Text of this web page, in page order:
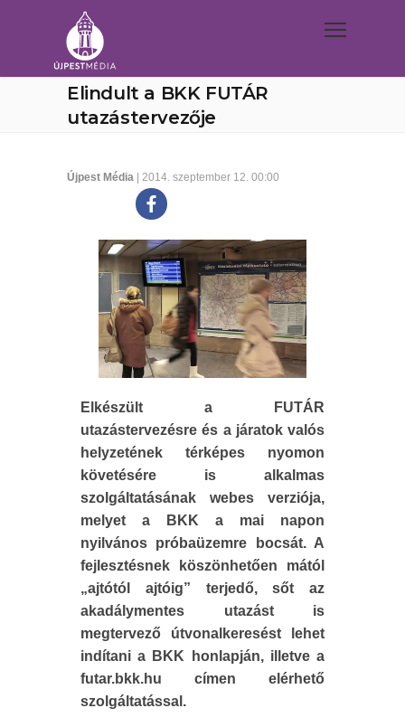
Elindult a BKK FUTÁR
utazástervezője
Újpest Média | 2014. szeptember 12. 00:00
Elkészült a FUTÁR
utazástervezésre és a járatok valós
helyzetének térképes nyomon
követésére is alkalmas
szolgáltatásának webes verziója,
melyet a BKK a mai napon
nyilvános próbaüzemre bocsát. A
fejlesztésnek köszönhetően mától
„ajtótól ajtóig” terjedő, sőt az
akadálymentes utazást is
megtervező útvonalkeresést lehet
indítani a BKK honlapján, illetve a
futar.bkk.hu címen elérhető
szolgáltatással.